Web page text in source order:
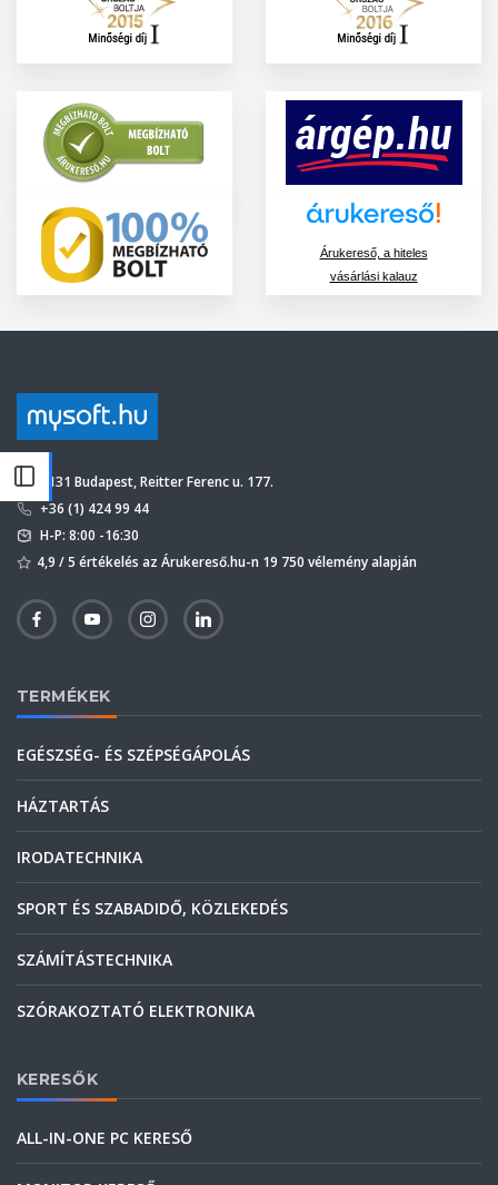
Árukereső, a hiteles
vásárlási kalauz
1131 Budapest, Reitter Ferenc u. 177.
+36 (1) 424 99 44
H-P: 8:00 -16:30
4,9 / 5 értékelés az Árukereső.hu-n 19 750 vélemény alapján
TERMÉKEK
EGÉSZSÉG- ÉS SZÉPSÉGÁPOLÁS
HÁZTARTÁS
IRODATECHNIKA
SPORT ÉS SZABADIDŐ, KÖZLEKEDÉS
SZÁMÍTÁSTECHNIKA
SZÓRAKOZTATÓ ELEKTRONIKA
KERESŐK
ALL-IN-ONE PC KERESŐ